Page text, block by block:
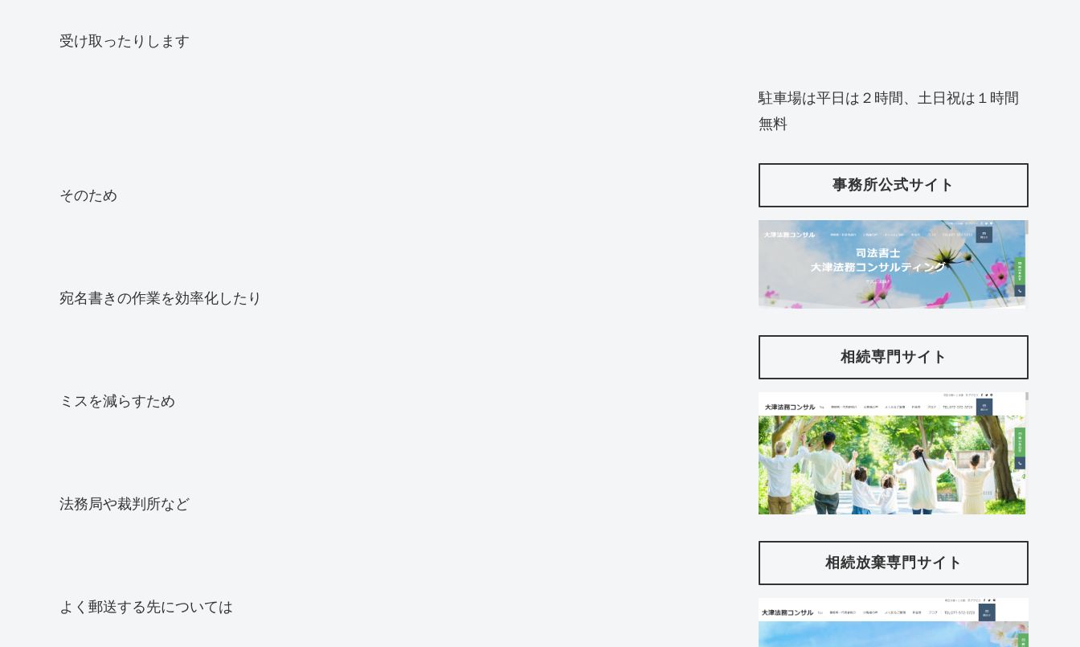
受け取ったりします
そのため
宛名書きの作業を効率化したり
ミスを減らすため
法務局や裁判所など
よく郵送する先については
駐車場は平日は２時間、土日祝は１時間
無料
事務所公式サイト
相続専門サイト
相続放棄専門サイト